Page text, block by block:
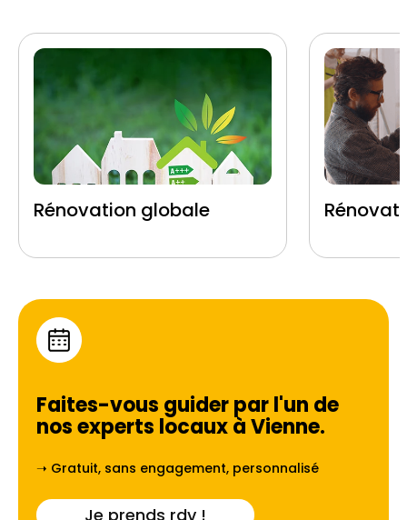
Rénovation globale
Faites-vous guider par l'un de
nos experts locaux àVienne.
➝ Gratuit, sans engagement, personnalisé
Je prends rdv !